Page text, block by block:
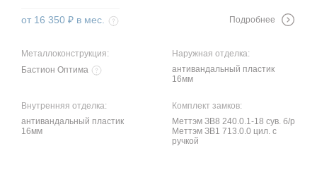
Металлоконструкция:
Бастион Оптима
Наружная отделка:
антивандальный пластик
16мм
Внутренняя отделка:
антивандальный пластик
16мм
Комплект замков:
Меттэм ЗВ8 240.0.1-18 сув. б/р
Меттэм ЗВ1 713.0.0 цил. с
ручкой
от 16 350 ₽ в мес. Подробнее